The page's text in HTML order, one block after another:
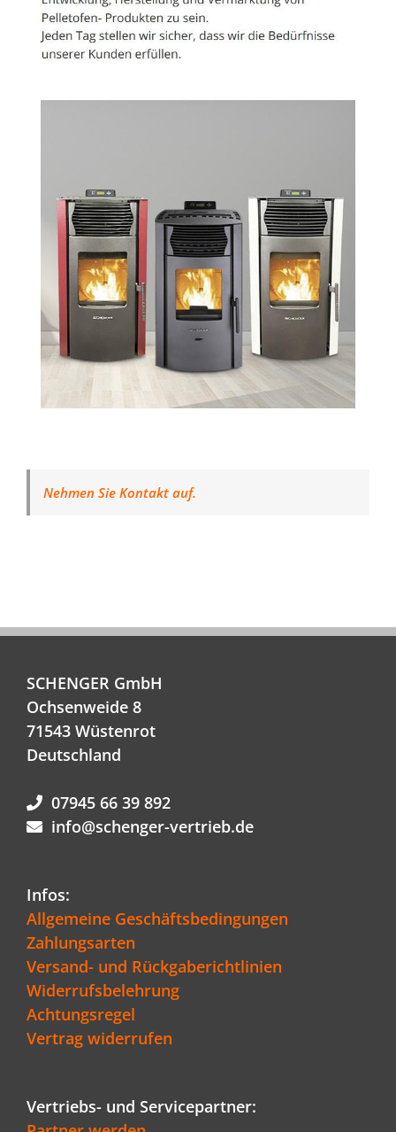
Nehmen Sie Kontakt auf.
SCHENGER GmbH
Ochsenweide 8
71543 Wüstenrot
Deutschland
07945 66 39 892
info@schenger-vertrieb.de
Infos:
Allgemeine Geschäftsbedingungen
Zahlungsarten
Versand- und Rückgaberichtlinien
Widerrufsbelehrung
Achtungsregel
Vertrag widerrufen
Vertriebs- und Servicepartner: